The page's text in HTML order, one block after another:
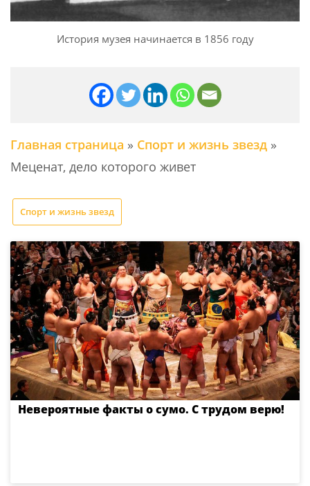
История музея начинается в 1856 году
Главная страница » Спорт и жизнь звезд »
Меценат, дело которого живет
Спорт и жизнь звезд
Невероятные факты о сумо. С трудом верю!